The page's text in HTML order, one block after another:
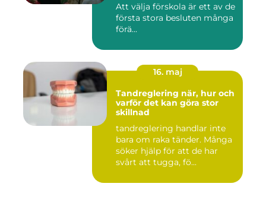
Att välja förskola är ett av de
första stora besluten många
förä...
16. maj
Tandreglering när, hur och
varför det kan göra stor
skillnad
tandreglering handlar inte
bara om raka tänder. Många
söker hjälp för att de har
svårt att tugga, fö...